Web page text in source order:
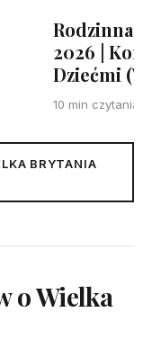
Rodzinna
2026 |
Dziećmi
10 min czytania
BRYTANIA
o Wielka